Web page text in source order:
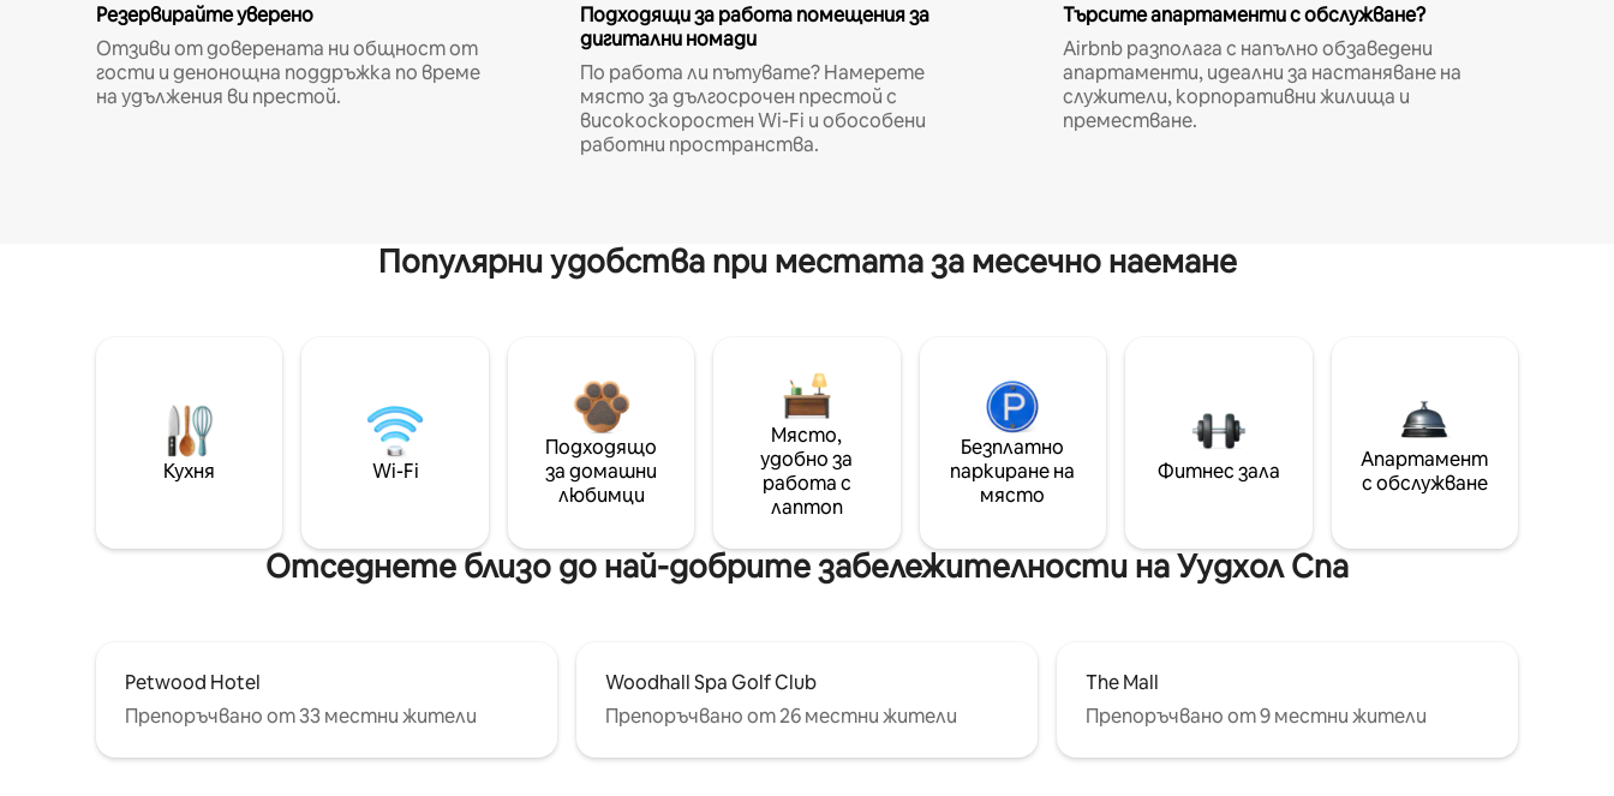
Резервирайте уверено
Отзиви от доверената ни общност от
гости и денонощна поддръжка по време
на удължения ви престой.
Подходящи за работа помещения за
дигитални номади
По работа ли пътувате? Намерете
място за дългосрочен престой с
високоскоростен Wi-Fi и обособени
работни пространства.
Търсите апартаменти с обслужване?
Airbnb разполага с напълно обзаведени
апартаменти, идеални за настаняване на
служители, корпоративни жилища и
преместване.
Популярни удобства при местата за месечно наемане
Кухня Wi-Fi
Подходящо
за домашни
любимци
Място,
удобно за
работа с
лаптоп
Безплатно
паркиране на
място
Фитнес зала
Апартамент
с обслужване
Отседнете близо до най-добрите забележителности на Уудхол Спa
Petwood Hotel
Препоръчвано от 33 местни жители
Woodhall Spa Golf Club
Препоръчвано от 26 местни жители
The Mall
Препоръчвано от 9 местни жители